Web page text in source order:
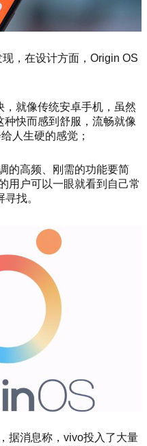
，在设计方面，Origin OS
就像传统安卓手机，虽然
种快而感到舒服，流畅就像
人生硬的感觉；
的高频、刚需的功能要简
用户可以一眼就看到自己常
找。
据消息称，vivo投入了大量